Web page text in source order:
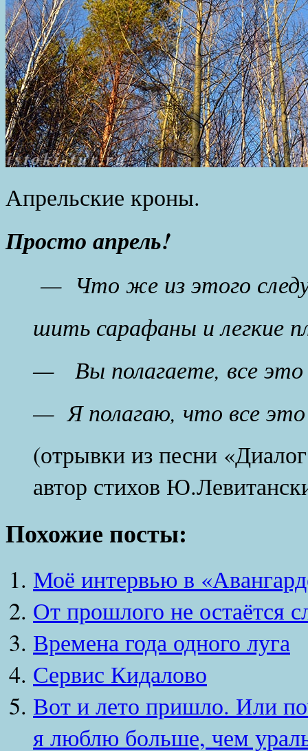
Апрельские кроны.
Просто апрель!
— Что же из этого
шить сарафаны и легкие
— Вы полагаете, все это
— Я полагаю, что все
(отрывки из песни
автор стихов
Похожие посты:
Моё интервью в
От прошлого не остаётся
Времена года одного луга
Сервис Кидалово
Вот и лето пришло. Или
я люблю больше, чем